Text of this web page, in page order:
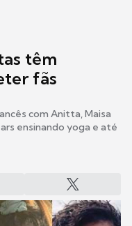
têm
fãs
com Anitta, Maisa
ensinando yoga e até